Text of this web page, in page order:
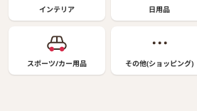
インテリア 日用品
スポーツ/カー用品 その他(ショッピング)